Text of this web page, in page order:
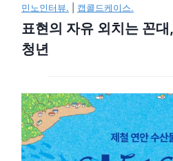
민노인터뷰. 캡콜드케이스.
표현의 자유 외치는 꼰
청년